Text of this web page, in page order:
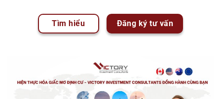
Tìm hiểu Đăng ký tư vấn